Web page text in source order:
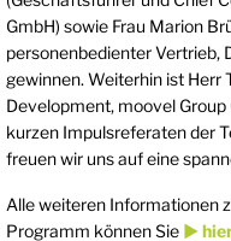
GmbH) sowie Frau Marion
personenbedienter Vertrieb,
gewinnen. Weiterhin ist Herr
Development, moovel
kurzen Impulsreferaten der
freuen wir uns auf eine
Alle weiteren Informationen
Programm können Sie ►